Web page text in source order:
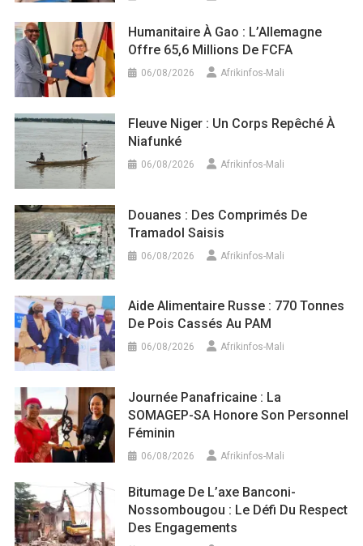
Humanitaire À Gao : L’Allemagne
Offre 65,6 Millions De FCFA
06/08/2026 Afrikinfos-Mali
Fleuve Niger : Un Corps Repêché À
Niafunké
06/08/2026 Afrikinfos-Mali
Douanes : Des Comprimés De
Tramadol Saisis
06/08/2026 Afrikinfos-Mali
Aide Alimentaire Russe : 770 Tonnes
De Pois Cassés Au PAM
06/08/2026 Afrikinfos-Mali
Journée Panafricaine : La
SOMAGEP-SA Honore Son Personnel
Féminin
06/08/2026 Afrikinfos-Mali
Bitumage De L’axe Banconi-
Nossombougou : Le Défi Du Respect
Des Engagements